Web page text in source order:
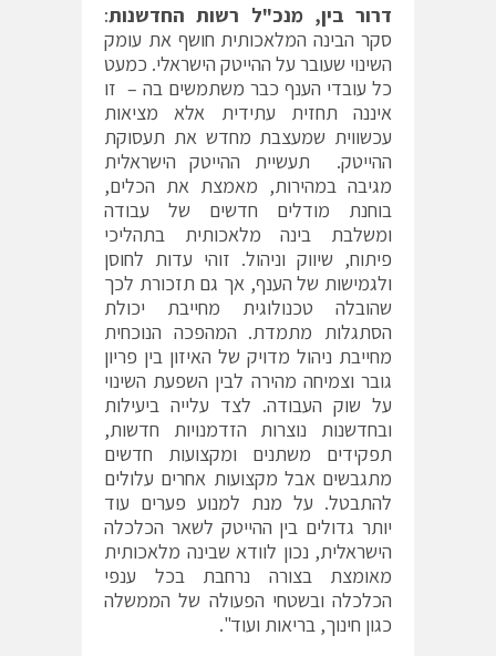
דרור בין, מנכ"ל רשות החדשנות:
סקר הבינה המלאכותית חושף את עומק
השינוי שעובר על ההייטק הישראלי. כמעט
כל עובדי הענף כבר משתמשים בה – זו
איננה תחזית עתידית אלא מציאות
עכשווית שמעצבת מחדש את תעסוקת
ההייטק. תעשיית ההייטק הישראלית
מגיבה במהירות, מאמצת את הכלים,
בוחנת מודלים חדשים של עבודה
ומשלבת בינה מלאכותית בתהליכי
פיתוח, שיווק וניהול. זוהי עדות לחוסן
ולגמישות של הענף, אך גם תזכורת לכך
שהובלה טכנולוגית מחייבת יכולת
הסתגלות מתמדת. המהפכה הנוכחית
מחייבת ניהול מדויק של האיזון בין פריון
גובר וצמיחה מהירה לבין השפעת השינוי
על שוק העבודה. לצד עלייה ביעילות
ובחדשנות נוצרות הזדמנויות חדשות,
תפקידים משתנים ומקצועות חדשים
מתגבשים אבל מקצועות אחרים עלולים
להתבטל. על מנת למנוע פערים עוד
יותר גדולים בין ההייטק לשאר הכלכלה
הישראלית, נכון לוודא שבינה מלאכותית
מאומצת בצורה נרחבת בכל ענפי
הכלכלה ובשטחי הפעולה של הממשלה
כגון חינוך, בריאות ועוד".